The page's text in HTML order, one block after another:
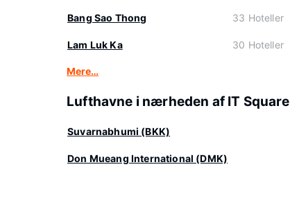
Bang Sao Thong 33 Hoteller
Lam Luk Ka 30 Hoteller
Mere…
Lufthavne i nærheden af IT Square
Suvarnabhumi (BKK)
Don Mueang International (DMK)